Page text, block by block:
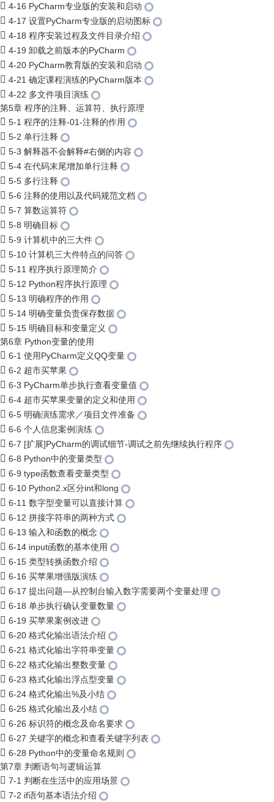
4-16 PyCharm专业版的安装和启动
4-17 设置PyCharm专业版的启动图标
4-18 程序安装过程及文件目录介绍
4-19 卸载之前版本的PyCharm
4-20 PyCharm教育版的安装和启动
4-21 确定课程演练的PyCharm版本
4-22 多文件项目演练
第5章 程序的注释、运算符、执行原理
5-1 程序的注释-01-注释的作用
5-2 单行注释
5-3 解释器不会解释#右侧的内容
5-4 在代码末尾增加单行注释
5-5 多行注释
5-6 注释的使用以及代码规范文档
5-7 算数运算符
5-8 明确目标
5-9 计算机中的三大件
5-10 计算机三大件特点的问答
5-11 程序执行原理简介
5-12 Python程序执行原理
5-13 明确程序的作用
5-14 明确变量负责保存数据
5-15 明确目标和变量定义
第6章 Python变量的使用
6-1 使用PyCharm定义QQ变量
6-2 超市买苹果
6-3 PyCharm单步执行查看变量值
6-4 超市买苹果变量的定义和使用
6-5 明确演练需求／项目文件准备
6-6 个人信息案例演练
6-7 [扩展]PyCharm的调试细节-调试之前先继续执行程序
6-8 Python中的变量类型
6-9 type函数查看变量类型
6-10 Python2.x区分int和long
6-11 数字型变量可以直接计算
6-12 拼接字符串的两种方式
6-13 输入和函数的概念
6-14 input函数的基本使用
6-15 类型转换函数介绍
6-16 买苹果增强版演练
6-17 提出问题—从控制台输入数字需要两个变量处理
6-18 单步执行确认变量数量
6-19 买苹果案例改进
6-20 格式化输出语法介绍
6-21 格式化输出字符串变量
6-22 格式化输出整数变量
6-23 格式化输出浮点型变量
6-24 格式化输出%及小结
6-25 格式化输出及小结
6-26 标识符的概念及命名要求
6-27 关键字的概念和查看关键字列表
6-28 Python中的变量命名规则
第7章 判断语句与逻辑运算
7-1 判断在生活中的应用场景
7-2 if语句基本语法介绍